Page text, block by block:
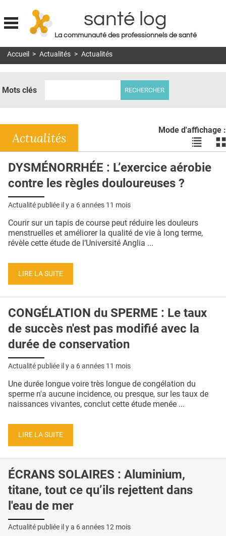
Jump to navigation
santé log
La communauté des professionnels de santé
MON COMPTE
DOSSIERS
RÉSEAUX
E-REVUE SAD
QUI SOMMES-NOUS ?
CONDITIONS GÉNÉRALES
CRÉDITS
Accueil > Actualités > Actualités
Mots clés
Mode d'affichage :
Voir
les
en
les
Actualités
DYSMÉNORRHÉE : L’exercice aérobie
contre les règles douloureuses ?
Actualité publiée il y a 6 années 11 mois
Courir sur un tapis de course peut réduire les douleurs
menstruelles et améliorer la qualité de vie à long terme,
révèle cette étude de l’Université Anglia ...
LIRE LA SUITE
CONGÉLATION du SPERME : Le taux
de succès n'est pas modifié avec la
durée de conservation
Actualité publiée il y a 6 années 11 mois
Une durée longue voire très longue de congélation du
sperme n'a aucune incidence, ou presque, sur les taux de
naissances vivantes, conclut cette étude menée ...
LIRE LA SUITE
ÉCRANS SOLAIRES : Aluminium,
titane, tout ce qu’ils rejettent dans
l'eau de mer
Actualité publiée il y a 6 années 12 mois